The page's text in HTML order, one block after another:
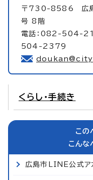
〒730-8586 広島
号 8階
電話：082-504-
504-2379
くらし・手続き
この
こんな
広島市LINE公式ア